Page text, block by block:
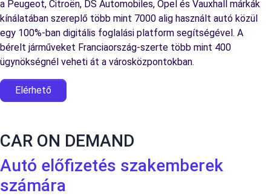
a Peugeot, Citroën, DS Automobiles, Opel és Vauxhall márkák
kínálatában szereplő több mint 7000 alig használt autó közül
egy 100%-ban digitális foglalási platform segítségével. A
bérelt járműveket Franciaország-szerte több mint 400
ügynökségnél veheti át a városközpontokban.
Elérhető
CAR ON DEMAND
Autó előfizetés szakemberek
számára